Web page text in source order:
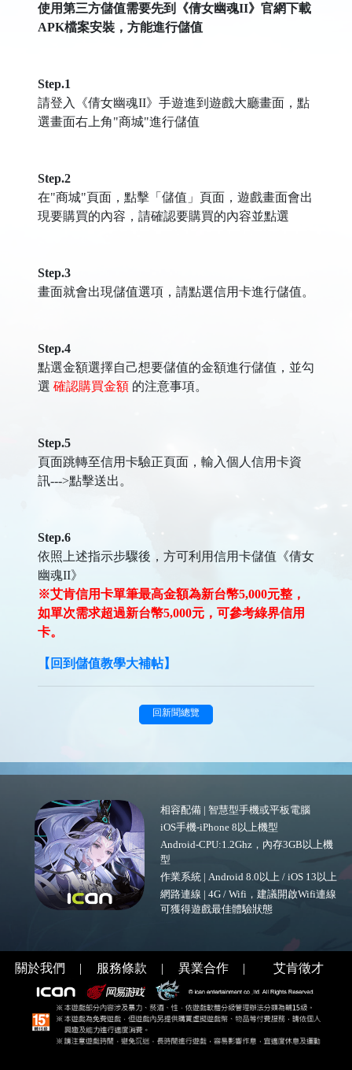
使用第三方儲值需要先到《倩女幽魂II》官網下載
APK檔案安裝，方能進行儲值
Step.1
請登入《倩女幽魂II》手遊進到遊戲大廳畫面，點
選畫面右上角"商城"進行儲值
Step.2
在"商城"頁面，點擊「儲值」頁面，遊戲畫面會出
現要購買的內容，請確認要購買的內容並點選
Step.3
畫面就會出現儲值選項，請點選信用卡進行儲值。
Step.4
點選金額選擇自己想要儲值的金額進行儲值，並勾
選 確認購買金額 的注意事項。
Step.5
頁面跳轉至信用卡驗正頁面，輸入個人信用卡資
訊--->點擊送出。
Step.6
依照上述指示步驟後，方可利用信用卡儲值《倩女
幽魂II》
※艾肯信用卡單筆最高金額為新台幣5,000元整，
如單次需求超過新台幣5,000元，可參考綠界信用
卡。
【回到儲值教學大補帖】
回新聞總覽
相容配備 | 智慧型手機或平板電腦
iOS手機-iPhone 8以上機型
Android-CPU:1.2Ghz，內存3GB以上機
型
作業系統 | Android 8.0以上 / iOS 13以上
網路連線 | 4G / Wifi，建議開啟Wifi連線
可獲得遊戲最佳體驗狀態
關於我們 | 服務條款 | 異業合作 | 艾肯徵才